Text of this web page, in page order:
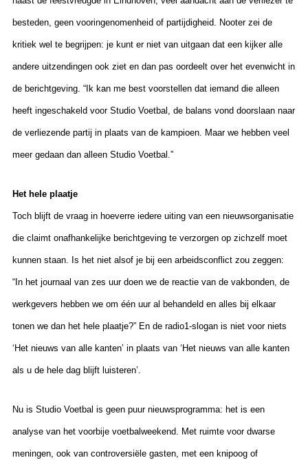
besteden, geen vooringenomenheid of partijdigheid. Nooter zei de
kritiek wel te begrijpen: je kunt er niet van uitgaan dat een kijker alle
andere uitzendingen ook ziet en dan pas oordeelt over het evenwicht in
de berichtgeving. “Ik kan me best voorstellen dat iemand die alleen
heeft ingeschakeld voor Studio Voetbal, de balans vond doorslaan naar
de verliezende partij in plaats van de kampioen. Maar we hebben veel
meer gedaan dan alleen Studio Voetbal.”
Het hele plaatje
Toch blijft de vraag in hoeverre iedere uiting van een nieuwsorganisatie
die claimt onafhankelijke berichtgeving te verzorgen op zichzelf moet
kunnen staan. Is het niet alsof je bij een arbeidsconflict zou zeggen:
“In het journaal van zes uur doen we de reactie van de vakbonden, de
werkgevers hebben we om één uur al behandeld en alles bij elkaar
tonen we dan het hele plaatje?” En de radio1-slogan is niet voor niets
‘Het nieuws van alle kanten’ in plaats van ‘Het nieuws van alle kanten
als u de hele dag blijft luisteren’.
Nu is Studio Voetbal is geen puur nieuwsprogramma: het is een
analyse van het voorbije voetbalweekend. Met ruimte voor dwarse
meningen, ook van controversiële gasten, met een knipoog of